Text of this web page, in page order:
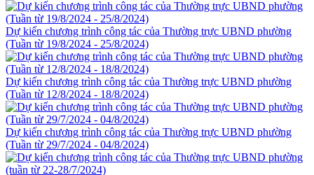
Dự kiến chương trình công tác của Thường trực UBND phường
(Tuần từ 19/8/2024 - 25/8/2024)
Dự kiến chương trình công tác của Thường trực UBND phường
(Tuần từ 12/8/2024 - 18/8/2024)
Dự kiến chương trình công tác của Thường trực UBND phường
(Tuần từ 29/7/2024 - 04/8/2024)